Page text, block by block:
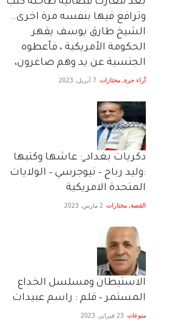
وترافع فيها بنفسه مرة اخرى..
الشيخ طارق يوسف يقهر
الحكومة الأمريكية ، فأعطوه
الجنسية عن يد وهم صاغرون،
آراء حرة, مختارات 7 أبريل، 2023
دكريات بغداد ٍ: عاشها وكتبها
:وليد رباح – نيوجرسي – الولايات
المتحدة الامريكية
القصة, مختارات 2 مارس، 2023
الاستيطان ومسلسل الخداع
المستمر – قلم : راسم عبيدات
منوعات 23 فبراير، 2023